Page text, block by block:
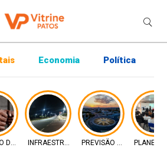
Economia Política
DA JUSTIÇAINFRAESTRUTURAPREVISÃO DO TEMPO